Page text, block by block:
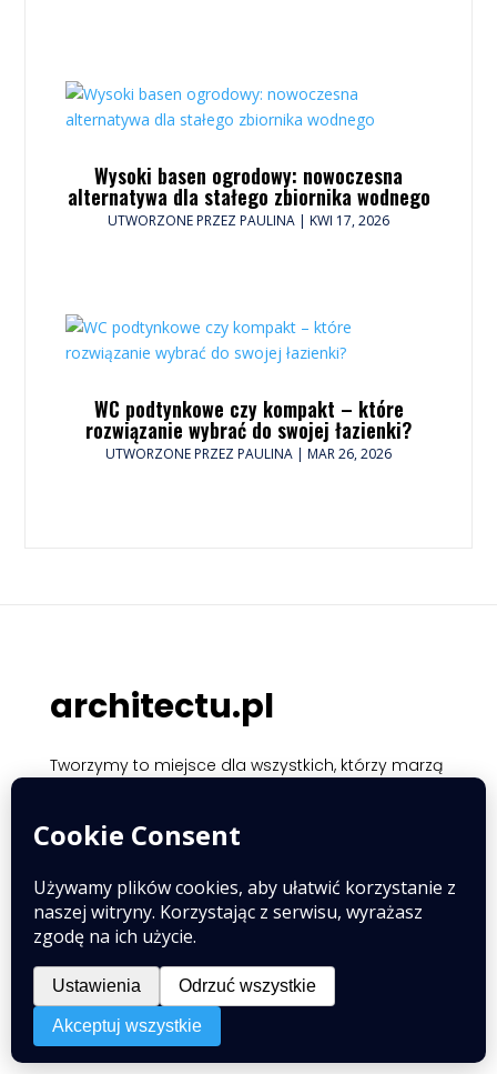
Wysoki basen ogrodowy: nowoczesna
alternatywa dla stałego zbiornika wodnego
UTWORZONE PRZEZPAULINA | KWI 17, 2026
WC podtynkowe czy kompakt – które
rozwiązanie wybrać do swojej łazienki?
UTWORZONE PRZEZPAULINA | MAR 26, 2026
architectu.pl
Tworzymy to miejsce dla wszystkich, którzy marzą
nowoczesnych technologii oraz tysięcy
Współpraca
O nas
Kontakt